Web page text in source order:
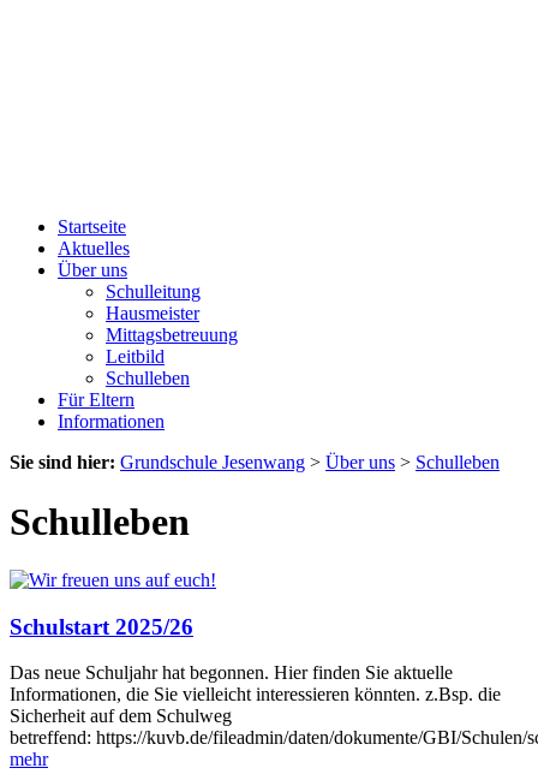
Startseite
Aktuelles
Über uns
Schulleitung
Hausmeister
Mittagsbetreuung
Leitbild
Schulleben
Für Eltern
Informationen
Sie sind hier: Grundschule Jesenwang > Über uns > Schulleben
Schulleben
Schulstart 2025/26
Das neue Schuljahr hat begonnen. Hier finden Sie aktuelle
Informationen, die Sie vielleicht interessieren könnten. z.Bsp. die
Sicherheit auf dem Schulweg
betreffend: https://kuvb.de/fileadmin/daten/dokumente/GBI/
mehr